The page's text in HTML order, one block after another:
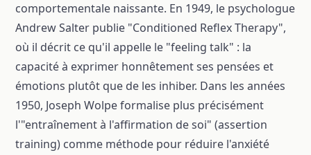
comportementale naissante. En 1949, le psychologue
Andrew Salter publie "Conditioned Reflex Therapy",
où il décrit ce qu'il appelle le "feeling talk" : la
capacité à exprimer honnêtement ses pensées et
émotions plutôt que de les inhiber. Dans les années
1950, Joseph Wolpe formalise plus précisément
l'"entraînement à l'affirmation de soi" (assertion
training) comme méthode pour réduire l'anxiété